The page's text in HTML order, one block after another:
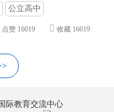
公立高中
点赞 16019 收藏 16019
际教育交流中心